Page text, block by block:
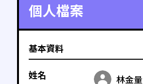
個人檔案
基本資料
姓名 林金量